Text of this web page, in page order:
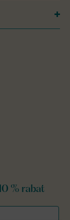
% rabat